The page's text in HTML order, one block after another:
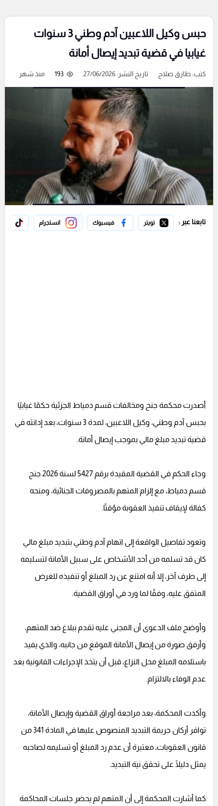
حبس وكيل اللاعبين آدم وطني 3 سنوات
غيابيا في قضية تبديد إيصال أمانة
كتب:طارق صلاح تاريخ النشر: 27/06/2026 193 منذ شهر
تابعنا عبر : تويتر فيسبوك انستجرام
أصدرت محكمة جنح ومخالفات قسم دمياط الجزئية حكمًا غيابيًا
بحبس آدم وطني، وكيل اللاعبين، لمدة 3 سنوات، بعد إدانته في
قضية تبديد مبلغ مالي بموجب إيصال أمانة.
وجاء الحكم في القضية المقيدة برقم 5427 لسنة 2026 جنح
قسم دمياط، مع إلزام المتهم بالمصروفات الجنائية، ومنحه
كفالة لإيقاف تنفيذ العقوبة مؤقتًا.
وتعود تفاصيل الواقعة إلى اتهام آدم وطني بتبديد مبلغ مالي
كان قد تسلمه من أحد الأشخاص على سبيل الأمانة لتسليمه
إلى طرف آخر، إلا أنه امتنع عن رد المبلغ أو تنفيذه للغرض
المتفق عليه، وفقًا لما ورد في أوراق القضية.
وأوضح ملف الدعوى أن المجني عليه تقدم ببلاغ ضد المتهم،
وأرفق صورة من إيصال الأمانة الموقع من جانبه، والذي يفيد
باستلامه المبلغ محل النزاع، قبل أن يتخذ الإجراءات القانونية بعد
عدم الوفاء بالالتزام.
وأكدت المحكمة، بعد مراجعة أوراق القضية وإيصال الأمانة،
توافر أركان جريمة التبديد المنصوص عليها في المادة 341 من
قانون العقوبات، معتبرة أن عدم رد المبلغ أو تسليمه لصاحبه
يمثل دليلًا على تحقق نية التبديد.
كما أشارت المحكمة إلى أن المتهم لم يحضر جلسات المحاكمة